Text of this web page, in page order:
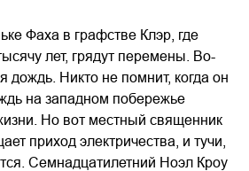
Фаха в графстве Клэр, где
лет, грядут перемены. Во-
дождь. Никто не помнит, когда он
на западном побережье
Но вот местный священник
приход электричества, и тучи,
Семнадцатилетний Ноэл Кроу